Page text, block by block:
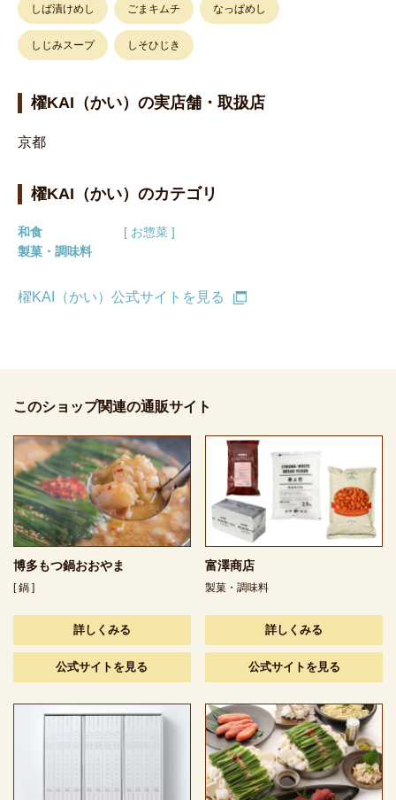
しば漬けめし ごまキムチ なっぱめし
しじみスープ しそひじき
櫂KAI（かい）の実店舗・取扱店
京都
櫂KAI（かい）のカテゴリ
和食
[ お惣菜 ]
製菓・調味料
櫂KAI（かい）公式サイトを見る
このショップ関連の通販サイト
博多もつ鍋おおやま
[ 鍋 ]
詳しくみる
公式サイトを見る
富澤商店
製菓・調味料
詳しくみる
公式サイトを見る